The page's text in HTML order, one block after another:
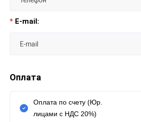
* E-mail:
Оплата
Оплата по счету (Юр.
лицами с НДС 20%)